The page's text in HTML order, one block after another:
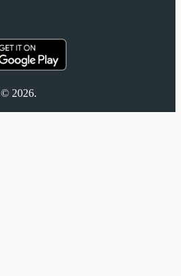
2026.